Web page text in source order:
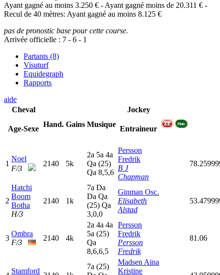
Ayant gagné au moins 3.250 € - Ayant gagné moins de 20.311 € -
Recul de 40 mètres: Ayant gagné au moins 8.125 €
pas de pronostic base pour cette course.
Arrivée officielle : 7 - 6 - 1
Partants (8)
Visuturf
Equidegraph
Rapports
aide
Cheval
Age-Sexe
Hand. Gains Musique
Jockey
Entraineur
1
Noel
F/3
2140 5k
2a 5a 4a
Qa (25)
Qa 8,5,6
Persson
Fredrik
B J
Chapman
2
Hatchi
Boom
Botha
H/3
2140 1k
7a Da
Da Qa
(25) Qa
3,0,0
Ginman Osc.
Elisabeth
Alstad
3
Ombra
F/3
2140 4k
2a 4a 4a
5a (25)
Qa
8,6,6,5
Persson
Fredrik
Persson
Fredrik
81.06
Stamford
7a (25)
Madsen Aina
Kristine